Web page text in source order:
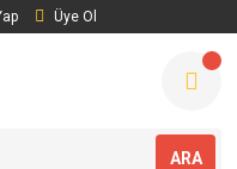
Üye Ol
ARA